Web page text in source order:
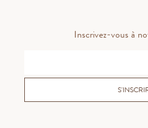
Inscrivez-vous à